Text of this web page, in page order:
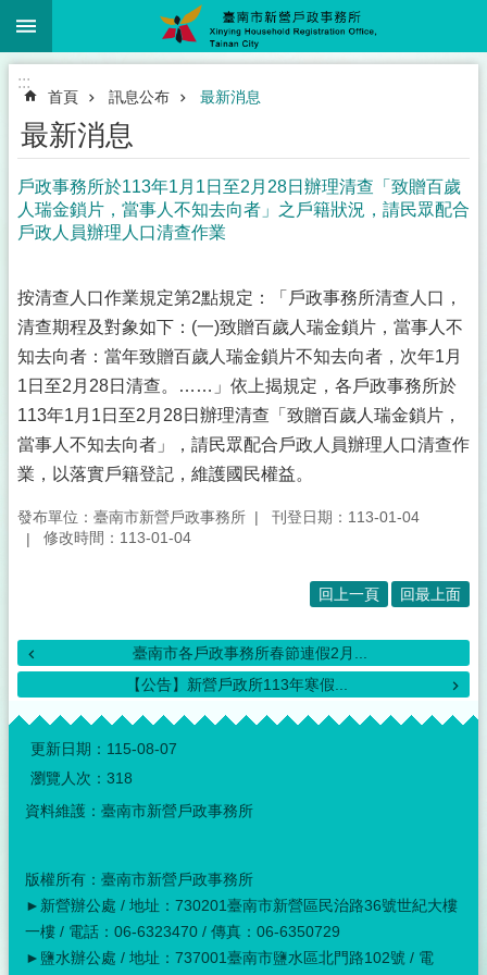
跳到主要內容區塊
:::
首頁 訊息公布 最新消息
最新消息
戶政事務所於113年1月1日至2月28日辦理清查「致贈百歲
人瑞金鎖片，當事人不知去向者」之戶籍狀況，請民眾配合
戶政人員辦理人口清查作業
按清查人口作業規定第2點規定：「戶政事務所清查人口，
清查期程及對象如下：(一)致贈百歲人瑞金鎖片，當事人不
知去向者：當年致贈百歲人瑞金鎖片不知去向者，次年1月
1日至2月28日清查。……」依上揭規定，各戶政事務所於
113年1月1日至2月28日辦理清查「致贈百歲人瑞金鎖片，
當事人不知去向者」，請民眾配合戶政人員辦理人口清查作
業，以落實戶籍登記，維護國民權益。
發布單位：臺南市新營戶政事務所
刊登日期：113-01-04
修改時間：113-01-04
回上一頁 回最上面
臺南市各戶政事務所春節連假2月...
【公告】新營戶政所113年寒假...
:::
更新日期： 115-08-07
瀏覽人次： 318
資料維護：臺南市新營戶政事務所
版權所有：臺南市新營戶政事務所
►新營辦公處 / 地址：730201臺南市新營區民治路36號世紀大樓
一樓 / 電話：06-6323470 / 傳真：06-6350729
►鹽水辦公處 / 地址：737001臺南市鹽水區北門路102號 / 電